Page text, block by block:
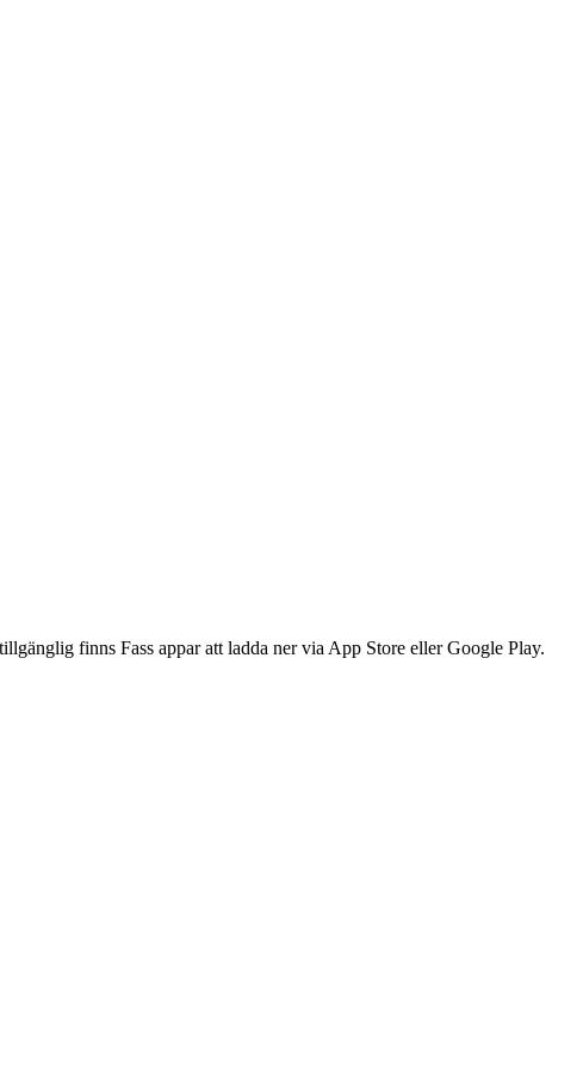
finns Fass appar att ladda ner via App Store eller Google Play.